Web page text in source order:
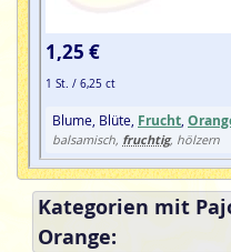
1,25 €
1 St. / 6,25 ct
Blume, Blüte, Frucht
balsamisch, fruchtig, hölzern
Kategorien mit
Orange: